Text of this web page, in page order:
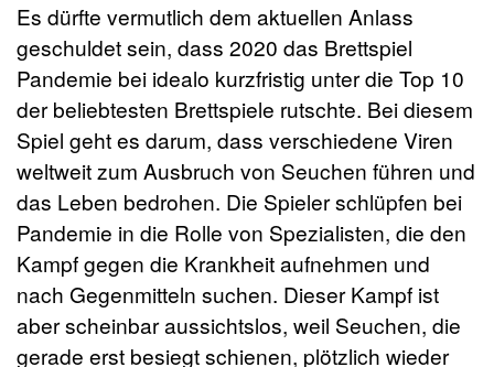
Es dürfte vermutlich dem aktuellen Anlass
geschuldet sein, dass 2020 das Brettspiel
Pandemie bei idealo kurzfristig unter die Top 10
der beliebtesten Brettspiele rutschte. Bei diesem
Spiel geht es darum, dass verschiedene Viren
weltweit zum Ausbruch von Seuchen führen und
das Leben bedrohen. Die Spieler schlüpfen bei
Pandemie in die Rolle von Spezialisten, die den
Kampf gegen die Krankheit aufnehmen und
nach Gegenmitteln suchen. Dieser Kampf ist
aber scheinbar aussichtslos, weil Seuchen, die
gerade erst besiegt schienen, plötzlich wieder